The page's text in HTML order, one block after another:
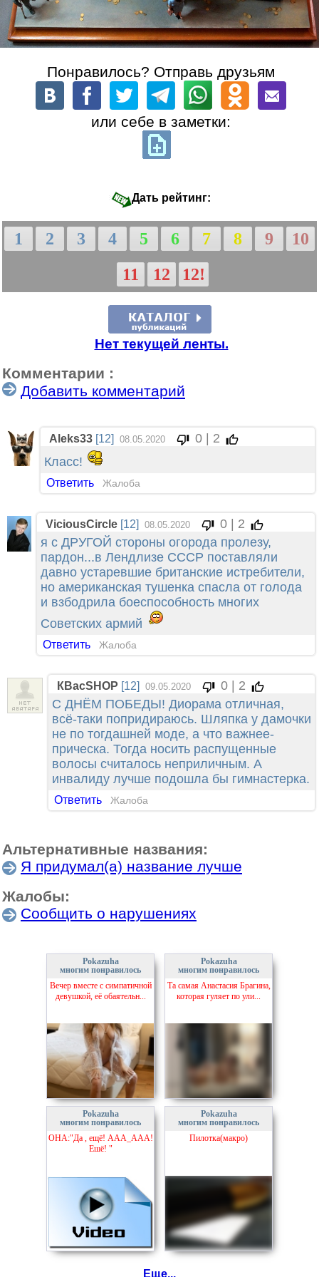
Понравилось? Отправь друзьям
или себе в заметки:
Дать рейтинг:
1 2 3 4 5 6 7 8 9
10
11
12 12!
Нет текущей ленты.
Комментарии :
Добавить комментарий
Aleks33 [12] 08.05.2020
0 | 2
Класс!
Ответить Жалоба
ViciousCircle [12] 08.05.2020
0 | 2
я с ДРУГОЙ стороны огорода пролезу,
пардон...в Лендлизе СССР поставляли
давно устаревшие британские истребители,
но американская тушенка спасла от голода
и взбодрила боеспособность многих
Советских армий
Ответить Жалоба
КВасSHOP [12] 09.05.2020
0 | 2
С ДНЁМ ПОБЕДЫ! Диорама отличная,
всё-таки попридираюсь. Шляпка у дамочки
не по тогдашней моде, а что важнее-
прическа. Тогда носить распущенные
волосы считалось неприличным. А
инвалиду лучше подошла бы гимнастерка.
Ответить Жалоба
Альтернативные названия:
Я придумал(а) название лучше
Жалобы:
Сообщить о нарушениях
Pokazuha
многим понравилось
Вечер вместе с симпатичной
девушкой, её обаятельн...
Pokazuha
многим понравилось
Та самая Анастасия Брагина,
которая гуляет по ули...
Pokazuha
многим понравилось
ОНА:"Да , ещё! ААА_ААА!
Ешё! "
Pokazuha
многим понравилось
Пилотка(макро)
Еще...